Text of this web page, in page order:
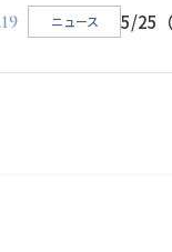
ニュース 5/25